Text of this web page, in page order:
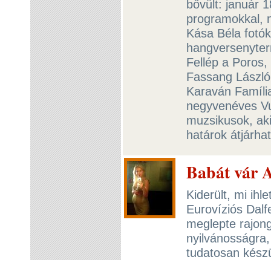
bővült: január
programokkal,
Kása Béla
Fellép a
Fassang
Karaván
negyvenéves
muzsikusok,
határok
Babát vár
Kiderült, mi
Eurovíziós
meglepte
tudatosan